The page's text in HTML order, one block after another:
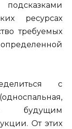
ресурсах
требуемых
с
будущим
От этих